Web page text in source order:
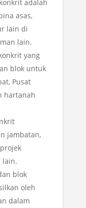
adalah
asas,
lain di
lain.
yang
blok untuk
Pusat
hartanah
jambatan,
lain.
blok
oleh
dalam